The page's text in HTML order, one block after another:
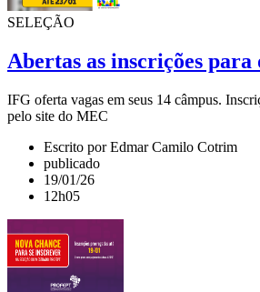
SELEÇÃO
Abertas as inscrições para
IFG oferta vagas em seus 14 câmpus.
pelo site do MEC
Escrito por Edmar Camilo Cotrim
publicado
19/01/26
12h05